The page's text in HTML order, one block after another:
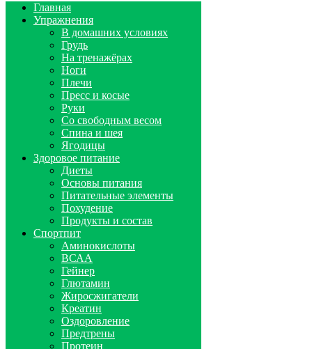
Главная
Упражнения
В домашних условиях
Грудь
На тренажёрах
Ноги
Плечи
Пресс и косые
Руки
Со свободным весом
Спина и шея
Ягодицы
Здоровое питание
Диеты
Основы питания
Питательные элементы
Похудение
Продукты и состав
Спортпит
Аминокислоты
ВСАА
Гейнер
Глютамин
Жиросжигатели
Креатин
Оздоровление
Предтрены
Протеин